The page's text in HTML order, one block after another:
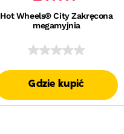
Hot Wheels® City Zakręcona
megamyjnia
Gdzie kupić